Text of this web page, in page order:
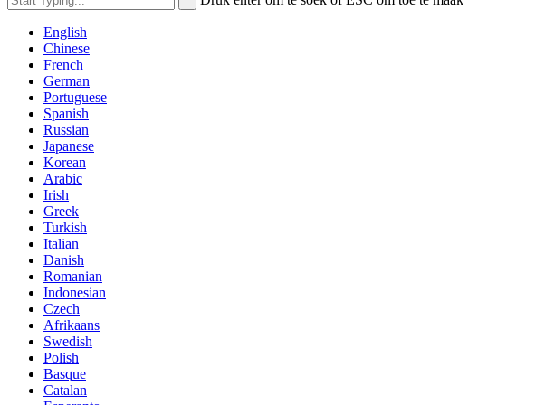
English
Chinese
French
German
Portuguese
Spanish
Russian
Japanese
Korean
Arabic
Irish
Greek
Turkish
Italian
Danish
Romanian
Indonesian
Czech
Afrikaans
Swedish
Polish
Basque
Catalan